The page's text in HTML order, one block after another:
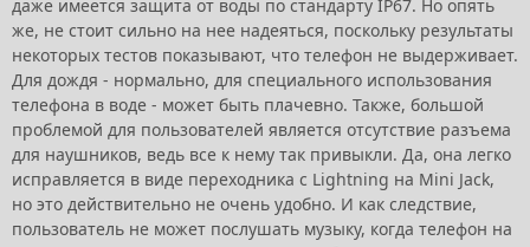
даже имеется защита от воды по стандарту IP67. Но опять
же, не стоит сильно на нее надеяться, поскольку результаты
некоторых тестов показывают, что телефон не выдерживает.
Для дождя - нормально, для специального использования
телефона в воде - может быть плачевно. Также, большой
проблемой для пользователей является отсутствие разъема
для наушников, ведь все к нему так привыкли. Да, она легко
исправляется в виде переходника с Lightning на Mini Jack,
но это действительно не очень удобно. И как следствие,
пользователь не может послушать музыку, когда телефон на